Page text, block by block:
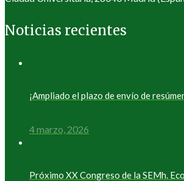
Noticias recientes
¡Ampliado el plazo de envío de
4 marzo, 2026
Próximo XX Congreso de la SEMh.